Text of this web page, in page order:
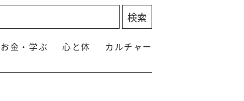
お金・学ぶ 心と体 カルチャー